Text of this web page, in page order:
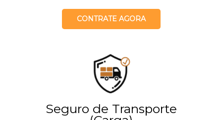
CONTRATE AGORA
Seguro de Transporte